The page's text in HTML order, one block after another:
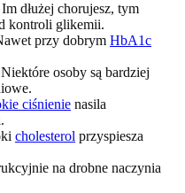
dłużej chorujesz, tym
kontroli glikemii.
przy dobrym HbA1c
osoby są bardziej
ciśnienie nasila
cholesterol przyspiesza
na drobne naczynia